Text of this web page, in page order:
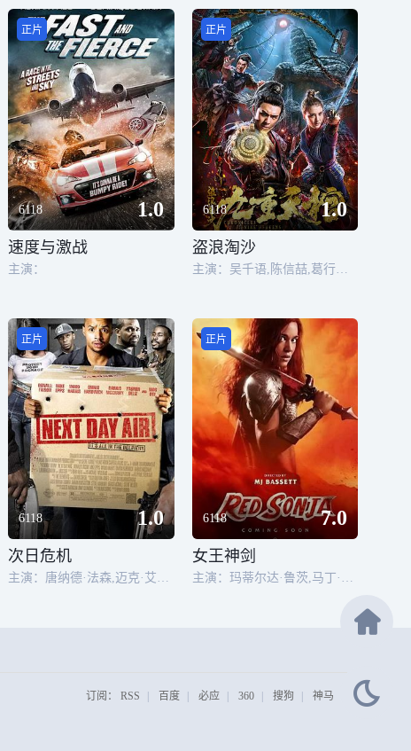
6118 1.0
正片
速度与激战
主演：
6118 1.0
正片
盗浪淘沙
主演：吴千语,陈信喆,葛行于,张姝阳,韩银龙
6118 1.0
正片
次日危机
主演：唐纳德·法森,迈克·艾普斯,伍德·哈里斯,欧玛瑞·哈德威克,埃米里奥·瑞弗拉,达里乌斯·麦克拉里,CiscoReyes,YasminDeliz,洛博·塞巴斯蒂安,MalikBarnhardt,茅斯·达夫,黛比·艾伦,劳伦·伦敦,JoD.Jonz,ShawnMichaelHoward,隆巴多·博伊尔,Cassidy
6118 7.0
正片
女王神剑
主演：玛蒂尔达·鲁茨,马丁·福特,罗伯特·席安,沃利斯·戴,迈克尔·比斯平,菲利普·文切斯特,特雷沃·伊芙,卢克·帕斯夸尼洛,罗娜·迈特拉,卡特琳娜·杜尔登,Robert Rhodes,维罗尼卡·费瑞尔,凯特·尼科尔斯,奥利弗·特雷韦纳,埃莉扎·德苏扎,蕾妮·威利特,玛纳尔·埃尔-费图里,马克斯·克劳斯,内森·库珀,特雷弗·范乌登,王可欣,Danica Davis
订阅： RSS | 百度 | 必应 | 360 | 搜狗 | 神马